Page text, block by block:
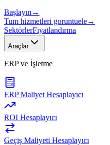
Başlayın →
Tum hizmetleri goruntuele→
SektörlerFiyatlandırma
Araçlar
ERP ve İşletme
ERP Maliyet Hesaplayıcı
ROI Hesaplayıcı
Geçiş Maliyeti Hesaplayıcı